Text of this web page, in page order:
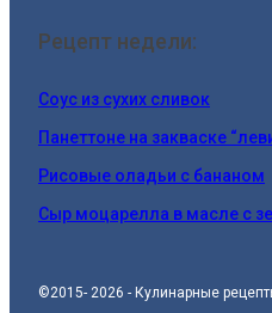
Рецепт недели:
Соус из сухих сливок
Панеттоне на закваске
Рисовые оладьи с бананом
Сыр моцарелла в масле с
©2015- 2026 - Кулинарные